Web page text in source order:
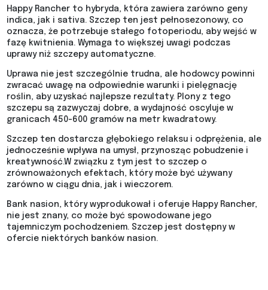
Happy Rancher to hybryda, która zawiera zarówno geny
indica, jak i sativa. Szczep ten jest pełnosezonowy, co
oznacza, że potrzebuje stałego fotoperiodu, aby wejść w
fazę kwitnienia. Wymaga to większej uwagi podczas
uprawy niż szczepy automatyczne.
Uprawa nie jest szczególnie trudna, ale hodowcy powinni
zwracać uwagę na odpowiednie warunki i pielęgnację
roślin, aby uzyskać najlepsze rezultaty. Plony z tego
szczepu są zazwyczaj dobre, a wydajność oscyluje w
granicach 450-600 gramów na metr kwadratowy.
Szczep ten dostarcza głębokiego relaksu i odprężenia, ale
jednocześnie wpływa na umysł, przynosząc pobudzenie i
kreatywność.W związku z tym jest to szczep o
zrównoważonych efektach, który może być używany
zarówno w ciągu dnia, jak i wieczorem.
Bank nasion, który wyprodukował i oferuje Happy Rancher,
nie jest znany, co może być spowodowane jego
tajemniczym pochodzeniem. Szczep jest dostępny w
ofercie niektórych banków nasion.